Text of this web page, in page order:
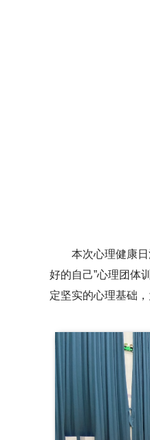
本次心理健康
好的自己”心理团体
定坚实的心理基础